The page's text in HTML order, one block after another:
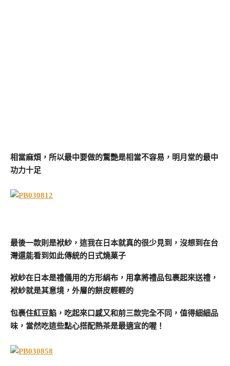
相當麻煩，所以最中要做的驚艷是相當不容易，明月堂的最中
功力十足
最後一款則是袱紗，這我在日本就真的很少見到，沒想到在台
灣還能看到如此傳統的日式燒菓子
袱紗在日本是禮儀用的方形絹布，用拿將禮品包裹起來送禮，
袱紗就是其意境，外層的餅皮輕輕的
包裹住紅豆餡，吃起來口感又和前三款完全不同，值得細細品
味，當然吃這些點心搭配熱茶是最適宜的喔！